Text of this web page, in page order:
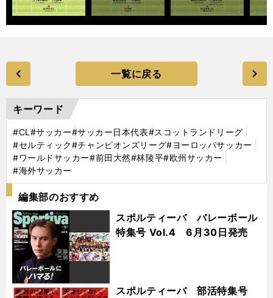
一覧に戻る
キーワード
#CL #サッカー#サッカー日本代表#スコットランドリーグ
#セルティック#チャンピオンズリーグ#ヨーロッパサッカー
#ワールドサッカー#前田大然#林陵平#欧州サッカー
#海外サッカー
編集部のおすすめ
スポルティーバ バレーボール
特集号 Vol.4 6月30日発売
スポルティーバ 部活特集号